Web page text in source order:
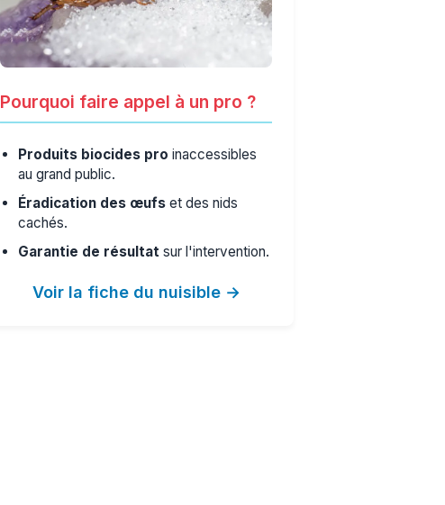
Pourquoi faire appel à un pro ?
Produits biocides pro inaccessibles
au grand public.
Éradication des œufs et des nids
cachés.
Garantie de résultat sur l'intervention.
Voir la fiche du nuisible →